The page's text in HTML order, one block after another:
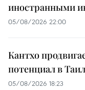
иностранными
05/08/2026 22:00
Кантхо
потенциал в
05/08/2026 18:23